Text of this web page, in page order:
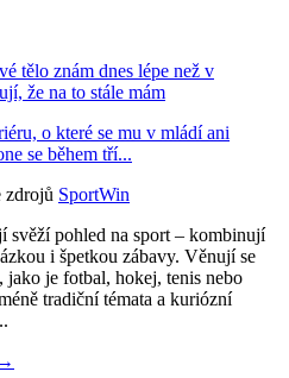
tělo znám dnes lépe než v
že na to stále mám
o které se mu v mládí ani
se během tří...
zdrojů SportWin
svěží pohled na sport – kombinují
i špetkou zábavy. Věnují se
jako je fotbal, hokej, tenis nebo
tradiční témata a kuriózní